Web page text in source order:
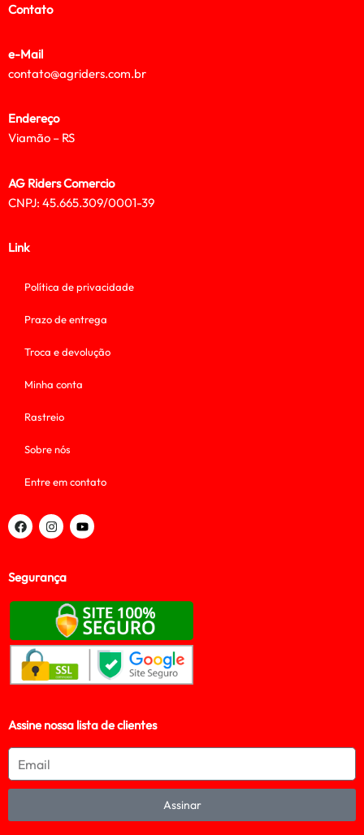
Contato
e-Mail
contato@agriders.com.br
Endereço
Viamão – RS
AG Riders Comercio
CNPJ: 45.665.309/0001-39
Link
Política de privacidade
Prazo de entrega
Troca e devolução
Minha conta
Rastreio
Sobre nós
Entre em contato
Segurança
Assine nossa lista de clientes
Assinar